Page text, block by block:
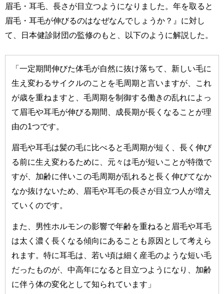
眉毛・耳毛、長さが目立つようになりました。年を取ると
眉毛・耳毛が伸びるのはなぜなんでしょうか？』に対し
て、日本健診財団の監修のもと、以下のように解説した。
「一定期間伸びた体毛が自然に抜け落ちて、新しい毛に
生え変わるサイクルのことを毛周期と言いますが、これ
が歳を重ねますと、毛周期を制御する働きの乱れによっ
て眉毛や耳毛が伸びる期間、成長期が長くなることが理
由の1つです。
眉毛や耳毛は髪の毛に比べると毛周期が短く、長く伸び
る前に生え変わるために、元々は毛が短いことが特徴で
すが、加齢に伴いこの毛周期が乱れると長く伸びてなか
なか抜けないため、眉毛や耳毛の長さが目立つ人が増え
ていくのです。
また、男性ホルモンの影響で年齢を重ねると眉毛や耳毛
は太く濃く長くなる傾向にあることも原因として考えら
れます。特に耳毛は、若い頃は細く産毛のような短い毛
だったものが、中高年になると目立つようになり、加齢
に伴う体の変化として知られています」